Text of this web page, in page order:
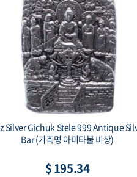
2017 Niue 1 oz Silver Czech Lion BU
$ 85.98